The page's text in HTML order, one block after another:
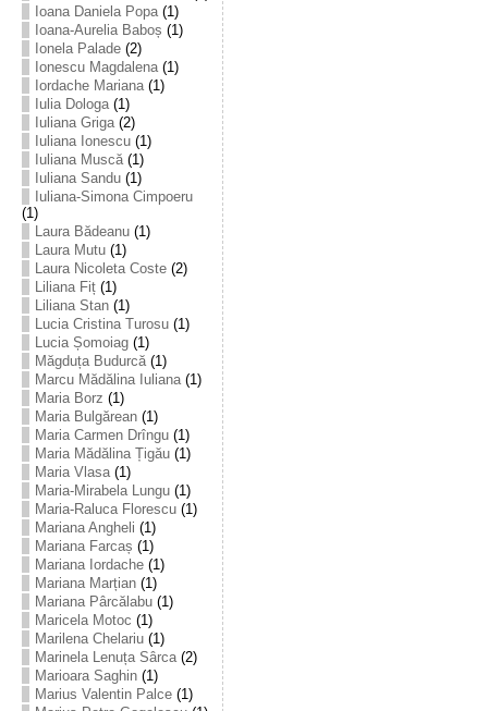
Ioana Daniela Popa(1)
Ioana-Aurelia Baboș (1)
Ionela Palade(2)
Ionescu Magdalena(1)
Iordache Mariana(1)
Iulia Dologa(1)
Iuliana Griga(2)
Iuliana Ionescu(1)
Iuliana Muscă(1)
Iuliana Sandu(1)
Iuliana-Simona Cimpoeru
(1)
Laura Bădeanu(1)
Laura Mutu(1)
Laura Nicoleta Coste(2)
Liliana Fiț(1)
Liliana Stan(1)
Lucia Cristina Turosu(1)
Lucia Șomoiag(1)
Măgduța Budurcă(1)
Marcu Mădălina Iuliana(1)
Maria Borz (1)
Maria Bulgărean(1)
Maria Carmen Drîngu(1)
Maria Mădălina Țigău(1)
Maria Vlasa(1)
Maria-Mirabela Lungu(1)
Maria-Raluca Florescu(1)
Mariana Angheli (1)
Mariana Farcaș (1)
Mariana Iordache(1)
Mariana Marțian(1)
Mariana Pârcălabu(1)
Maricela Motoc (1)
Marilena Chelariu(1)
Marinela Lenuța Sârca(2)
Marioara Saghin(1)
Marius Valentin Palce(1)